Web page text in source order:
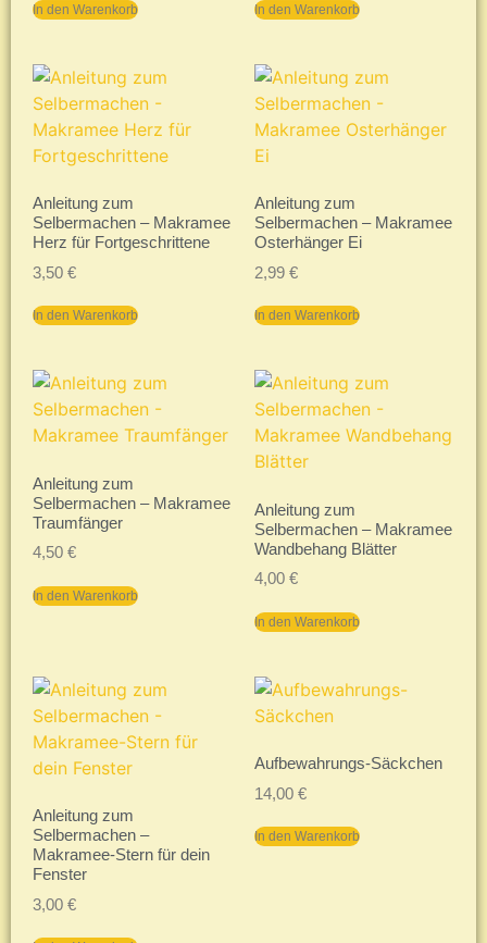
In den Warenkorb In den Warenkorb
Anleitung zum
Selbermachen – Makramee
Herz für Fortgeschrittene
3,50 €
In den Warenkorb
Anleitung zum
Selbermachen – Makramee
Osterhänger Ei
2,99 €
In den Warenkorb
Anleitung zum
Selbermachen – Makramee
Traumfänger
4,50 €
In den Warenkorb
Anleitung zum
Selbermachen – Makramee
Wandbehang Blätter
4,00 €
In den Warenkorb
Anleitung zum
Selbermachen –
Makramee-Stern für dein
Fenster
3,00 €
Aufbewahrungs-Säckchen
14,00 €
In den Warenkorb